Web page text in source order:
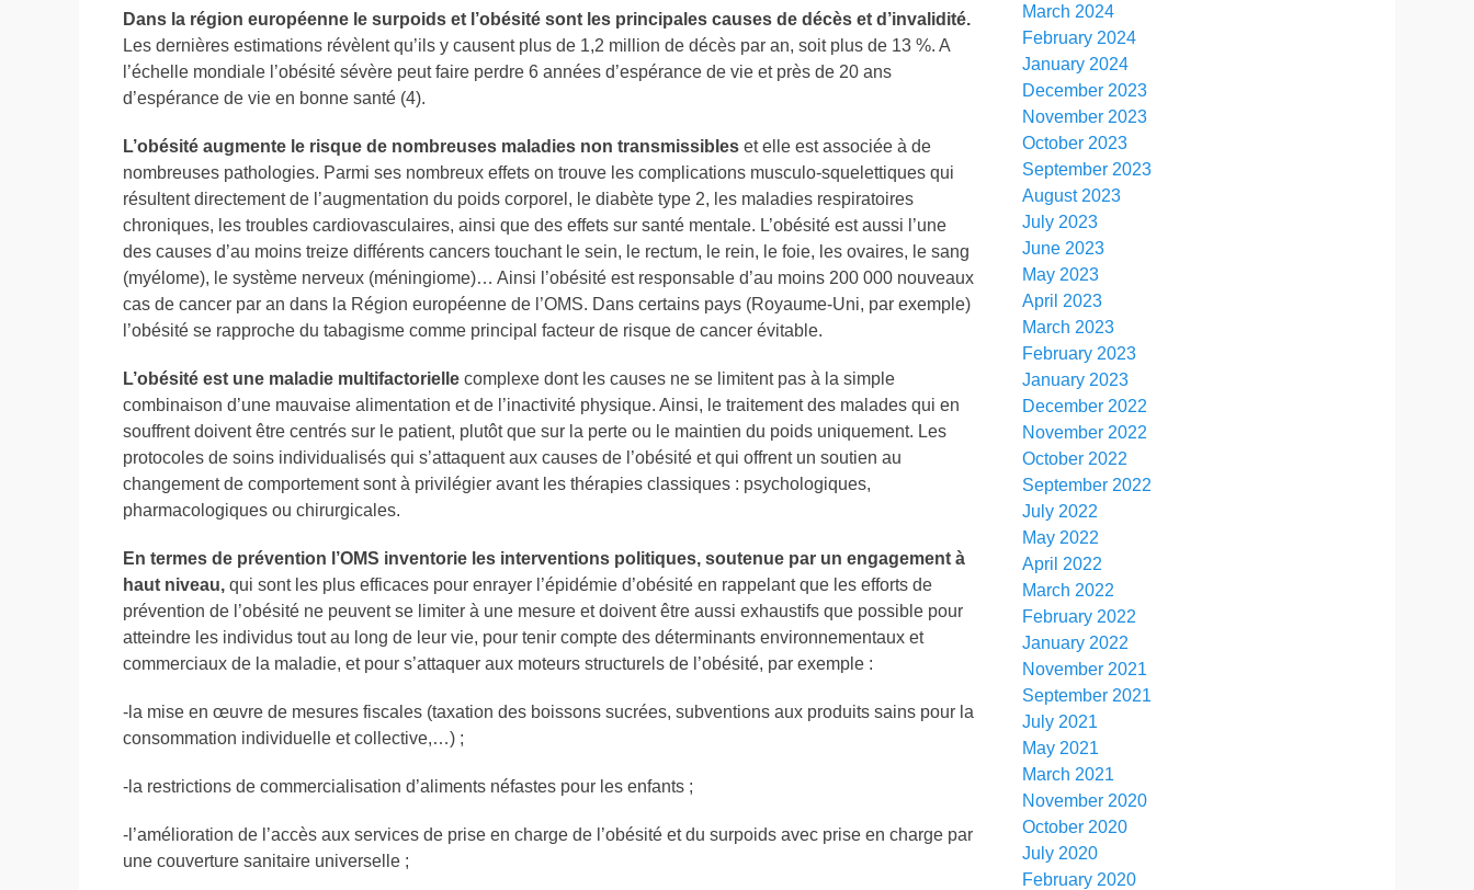
Dans la région européenne le surpoids et l’obésité sont les principales causes de décès et d’invalidité.
Les dernières estimations révèlent qu’ils y causent plus de 1,2 million de décès par an, soit plus de 13 %. A
l’échelle mondiale l’obésité sévère peut faire perdre 6 années d’espérance de vie et près de 20 ans
d’espérance de vie en bonne santé (4).
L’obésité augmente le risque de nombreuses maladies non transmissibles et elle est associée à de
nombreuses pathologies. Parmi ses nombreux effets on trouve les complications musculo-squelettiques qui
résultent directement de l’augmentation du poids corporel, le diabète type 2, les maladies respiratoires
chroniques, les troubles cardiovasculaires, ainsi que des effets sur santé mentale. L’obésité est aussi l’une
des causes d’au moins treize différents cancers touchant le sein, le rectum, le rein, le foie, les ovaires, le sang
(myélome), le système nerveux (méningiome)… Ainsi l’obésité est responsable d’au moins 200 000 nouveaux
cas de cancer par an dans la Région européenne de l’OMS. Dans certains pays (Royaume-Uni, par exemple)
l’obésité se rapproche du tabagisme comme principal facteur de risque de cancer évitable.
L’obésité est une maladie multifactorielle complexe dont les causes ne se limitent pas à la simple
combinaison d’une mauvaise alimentation et de l’inactivité physique. Ainsi, le traitement des malades qui en
souffrent doivent être centrés sur le patient, plutôt que sur la perte ou le maintien du poids uniquement. Les
protocoles de soins individualisés qui s’attaquent aux causes de l’obésité et qui offrent un soutien au
changement de comportement sont à privilégier avant les thérapies classiques : psychologiques,
pharmacologiques ou chirurgicales.
En termes de prévention l’OMS inventorie les interventions politiques, soutenue par un engagement à
haut niveau, qui sont les plus efficaces pour enrayer l’épidémie d’obésité en rappelant que les efforts de
prévention de l’obésité ne peuvent se limiter à une mesure et doivent être aussi exhaustifs que possible pour
atteindre les individus tout au long de leur vie, pour tenir compte des déterminants environnementaux et
commerciaux de la maladie, et pour s’attaquer aux moteurs structurels de l’obésité, par exemple :
-la mise en œuvre de mesures fiscales (taxation des boissons sucrées, subventions aux produits sains pour la
consommation individuelle et collective,…) ;
-la restrictions de commercialisation d’aliments néfastes pour les enfants ;
-l’amélioration de l’accès aux services de prise en charge de l’obésité et du surpoids avec prise en charge par
une couverture sanitaire universelle ;
March 2024
February 2024
January 2024
December 2023
November 2023
October 2023
September 2023
August 2023
July 2023
June 2023
May 2023
April 2023
March 2023
February 2023
January 2023
December 2022
November 2022
October 2022
September 2022
July 2022
May 2022
April 2022
March 2022
February 2022
January 2022
November 2021
September 2021
July 2021
May 2021
March 2021
November 2020
October 2020
July 2020
February 2020